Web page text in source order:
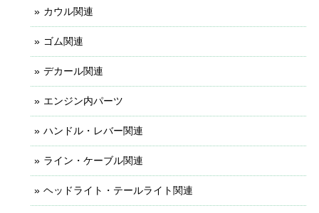
カウル関連
ゴム関連
デカール関連
エンジン内パーツ
ハンドル・レバー関連
ライン・ケーブル関連
ヘッドライト・テールライト関連